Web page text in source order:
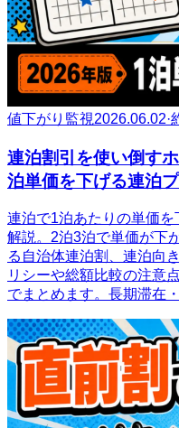
値下がり監視2026.06.02·
連泊割引を使い倒す
泊単価を下げる連泊
連泊で1泊あたりの単価
解説。2泊3泊で単価が下
る自治体連泊割、連泊向
リシーや総額比較の注意
でまとめます。長期滞在